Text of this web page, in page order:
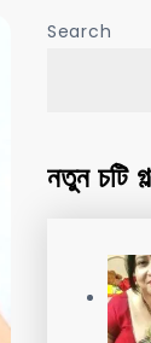
Search
নতুন চটি